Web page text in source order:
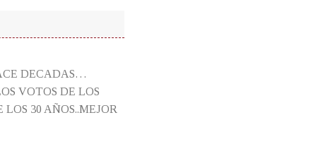
DECADAS…
VOTOS DE LOS
30 AÑOS..MEJOR